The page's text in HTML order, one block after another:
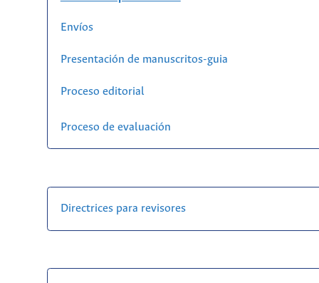
Envíos
Presentación de manuscritos-guia
Proceso editorial
Proceso de evaluación
Directrices para revisores